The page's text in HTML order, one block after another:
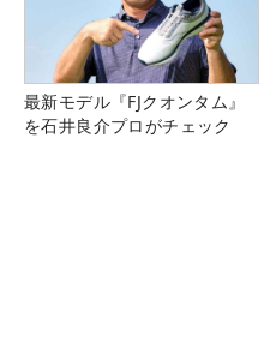
最新モデル『FJクオンタム』
を石井良介プロがチェック